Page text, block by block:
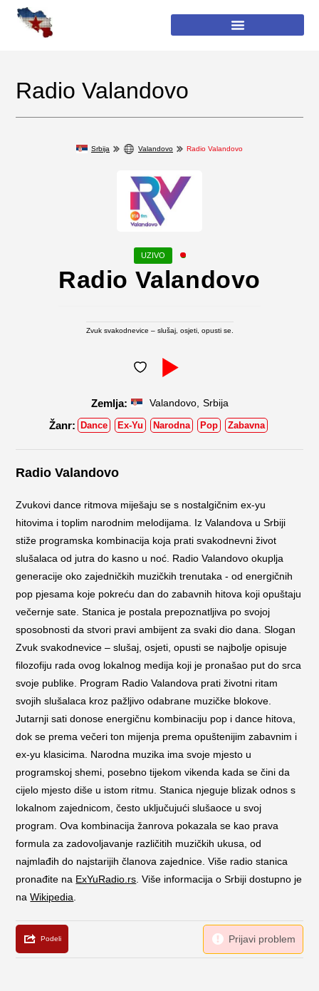
Radio Valandovo
Srbija Valandovo Radio Valandovo
Radio Valandovo
Zvuk svakodnevice – slušaj, osjeti, opusti se.
Valandovo, Srbija
Dance Ex-Yu Narodna Pop Zabavna
Radio Valandovo
Zvukovi dance ritmova miješaju se s nostalgičnim ex-yu
hitovima i toplim narodnim melodijama. Iz Valandova u Srbiji
stiže programska kombinacija koja prati svakodnevni život
slušalaca od jutra do kasno u noć. Radio Valandovo okuplja
generacije oko zajedničkih muzičkih trenutaka - od energičnih
pop pjesama koje pokreću dan do zabavnih hitova koji opuštaju
večernje sate. Stanica je postala prepoznatljiva po svojoj
sposobnosti da stvori pravi ambijent za svaki dio dana. Slogan
Zvuk svakodnevice – slušaj, osjeti, opusti se najbolje opisuje
filozofiju rada ovog lokalnog medija koji je pronašao put do srca
svoje publike. Program Radio Valandova prati životni ritam
svojih slušalaca kroz pažljivo odabrane muzičke blokove.
Jutarnji sati donose energičnu kombinaciju pop i dance hitova,
dok se prema večeri ton mijenja prema opuštenijim zabavnim i
ex-yu klasicima. Narodna muzika ima svoje mjesto u
programskoj shemi, posebno tijekom vikenda kada se čini da
cijelo mjesto diše u istom ritmu. Stanica njeguje blizak odnos s
lokalnom zajednicom, često uključujući slušaoce u svoj
program. Ova kombinacija žanrova pokazala se kao prava
formula za zadovoljavanje različitih muzičkih ukusa, od
najmlađih do najstarijih članova zajednice. Više radio stanica
pronađite na ExYuRadio.rs . Više informacija o Srbiji dostupno je
naWikipedia